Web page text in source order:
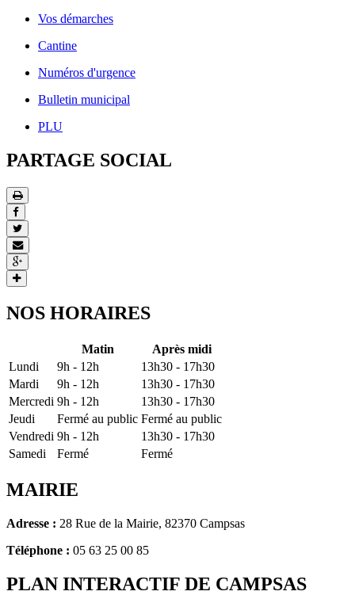
Vos démarches
Cantine
Numéros d'urgence
Bulletin municipal
PLU
PARTAGE SOCIAL
NOS HORAIRES
Matin
Après midi
Lundi
9h - 12h
13h30 - 17h30
Mardi
9h - 12h
13h30 - 17h30
Mercredi 9h - 12h
13h30 - 17h30
Jeudi
Fermé au public Fermé au public
Vendredi 9h - 12h
13h30 - 17h30
Samedi
Fermé Fermé
MAIRIE
Adresse : 28 Rue de la Mairie, 82370 Campsas
Téléphone : 05 63 25 00 85
PLAN INTERACTIF DE CAMPSAS